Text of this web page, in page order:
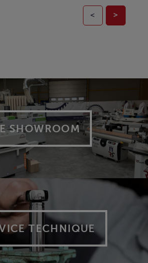
< >
SHOWROOM
TECHNIQUE